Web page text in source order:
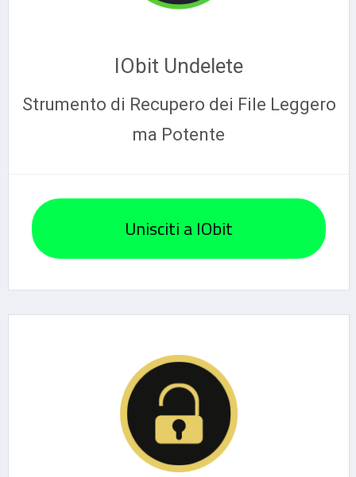
IObit Undelete
Strumento di Recupero dei File Leggero
ma Potente
Unisciti a IObit